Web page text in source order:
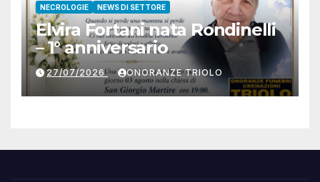
NECROLOGIE NEWS DI SETTORE
Elvira Fortani nata Rondinelli
– 1° anniversario
27/07/2026 ONORANZE TRIOLO